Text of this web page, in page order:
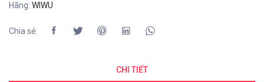
Hãng: WIWU
Chia sẻ:
CHI TIẾT